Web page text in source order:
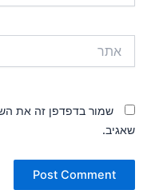
שמור בדפדפן זה את
שאגיב.